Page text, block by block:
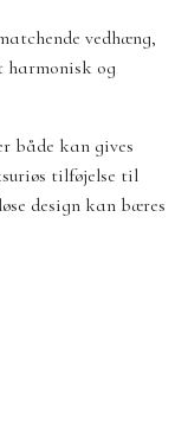
vedhæng,
harmonisk og
både kan gives
tilføjelse til
design kan bæres